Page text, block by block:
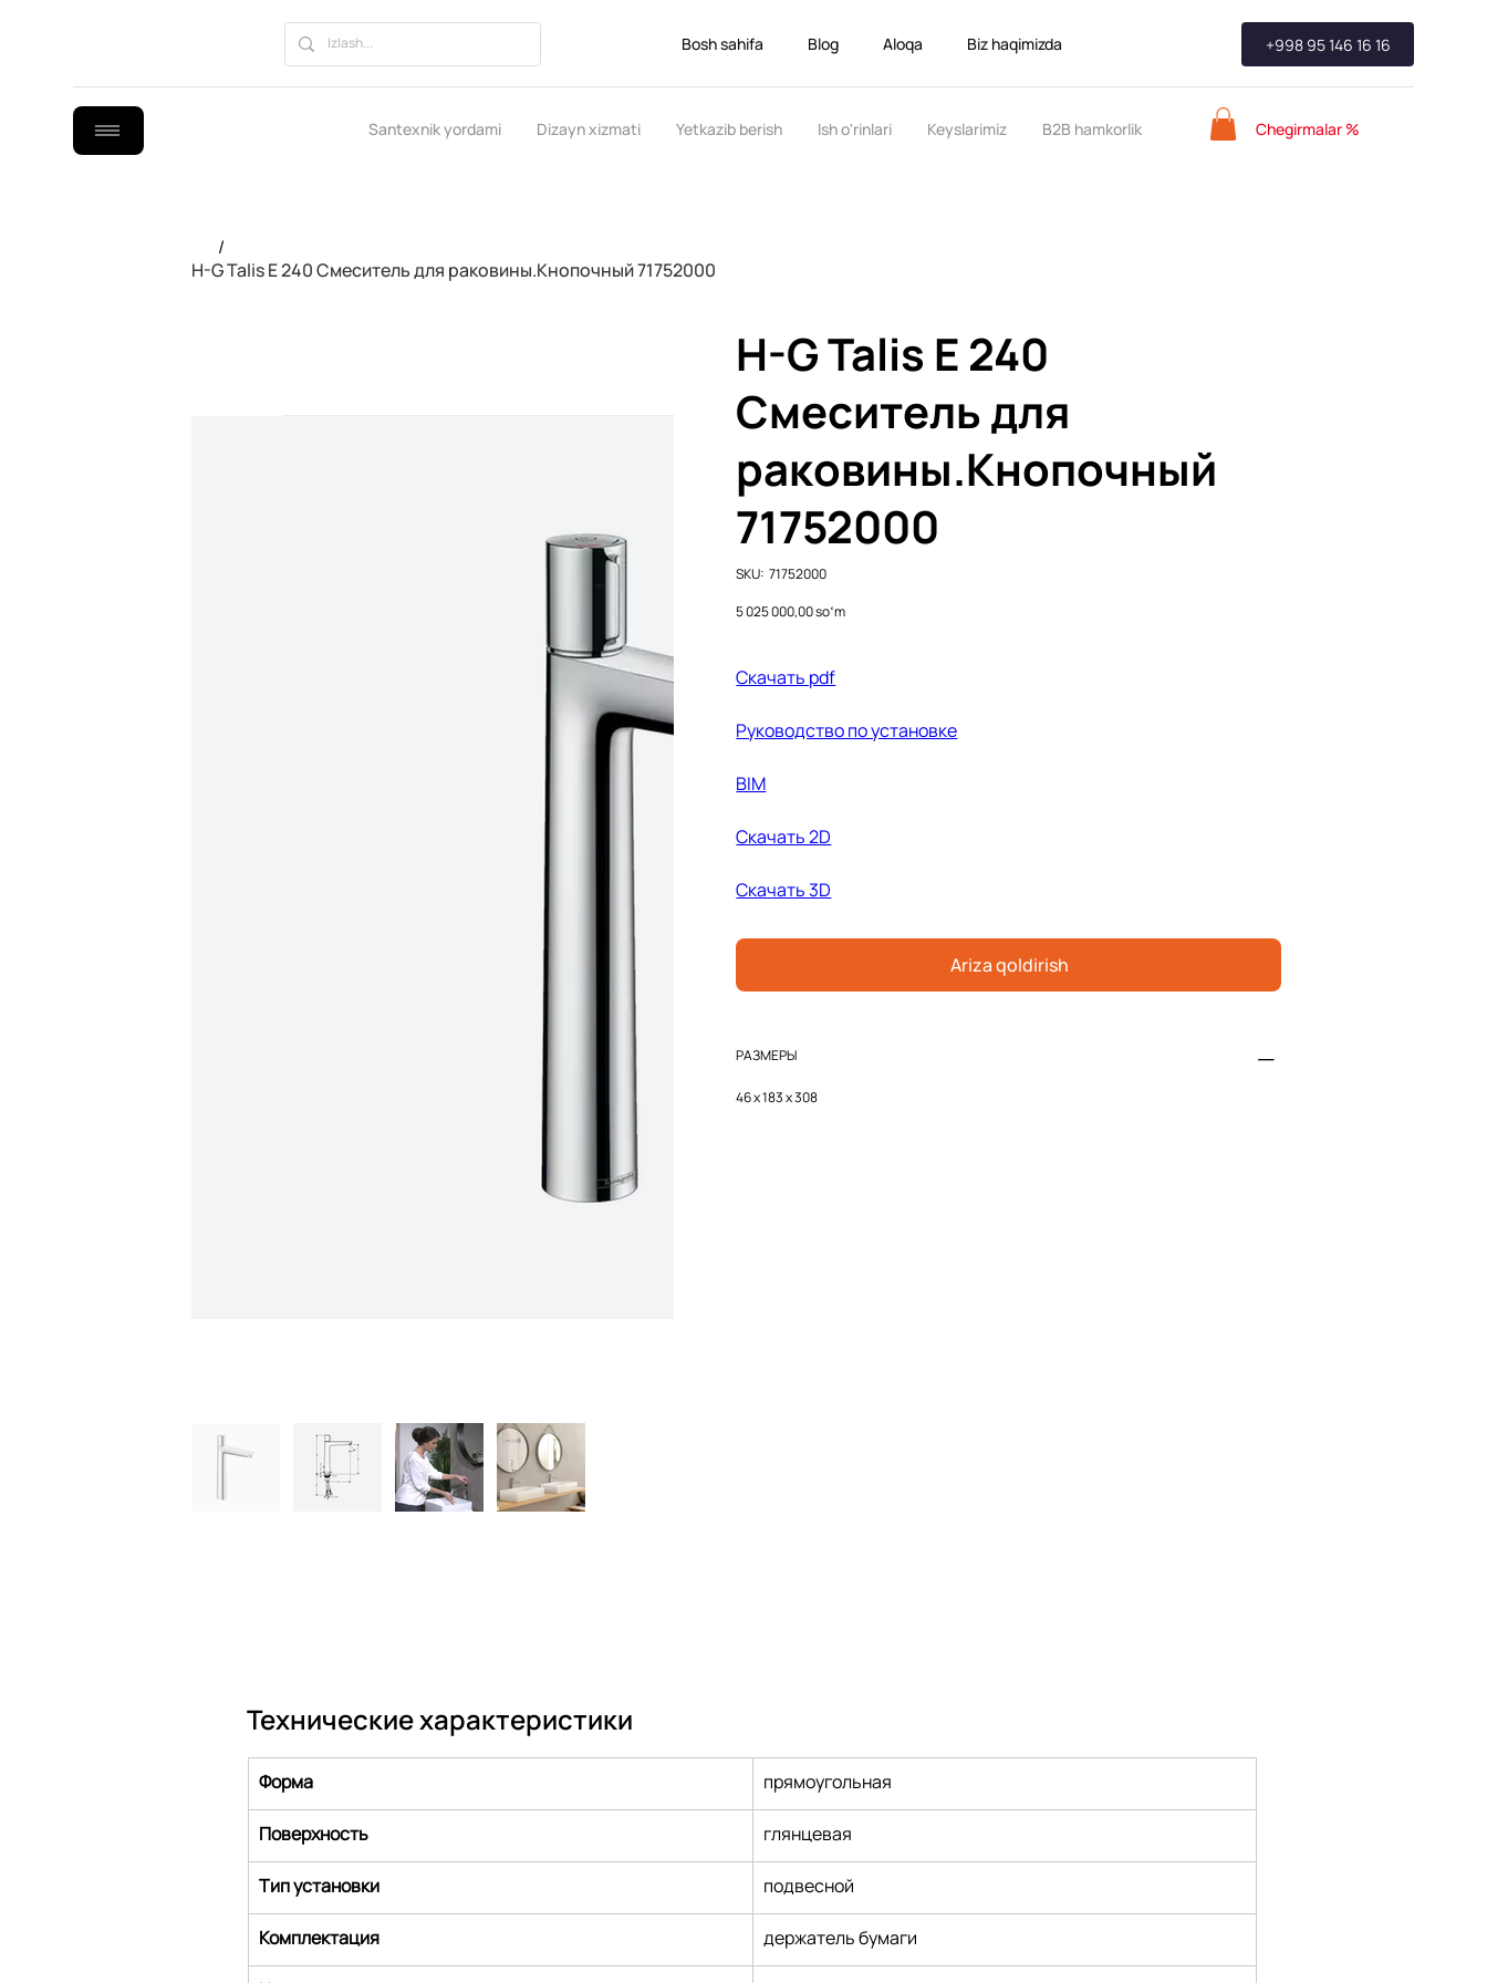
Bosh sahifa Blog Aloqa Biz haqimizda +998 95 146 16 16
Santexnik yordami Dizayn xizmati Yetkazib berish Ish o'rinlari Keyslarimiz B2B hamkorlik Chegirmalar %
/
H-G Talis E 240 Смеситель для раковины.Кнопочный 71752000
H-G Talis E 240
Смеситель для
раковины.Кнопочный
71752000
SKU: SKU
71752000
71752000
Price
5 025 000,00 soʻm
Скачать pdf
Руководство по установке
BIM
Cкачать 2D
Cкачать 3D
Ariza qoldirish
РАЗМЕРЫ
46 x 183 x 308
Технические характеристики
Форма прямоугольная
Поверхность глянцевая
Тип установки подвесной
Комплектация держатель бумаги